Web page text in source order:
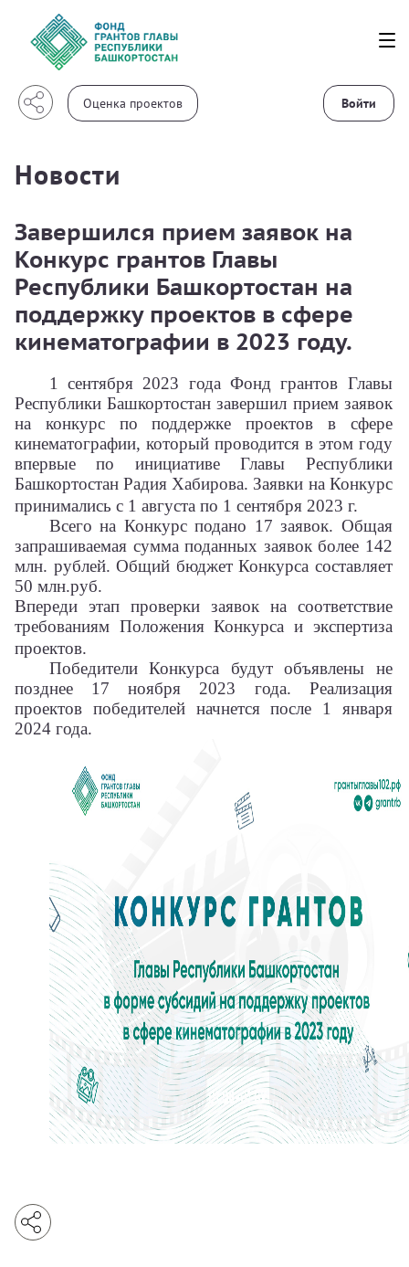
Войти
Новости
Завершился прием заявок на
Конкурс грантов Главы
Республики Башкортостан на
поддержку проектов в сфере
кинематографии в 2023 году.
1 сентября 2023 года Фонд грантов Главы
Республики Башкортостан завершил прием заявок
на конкурс по поддержке проектов в сфере
кинематографии, который проводится в этом году
впервые по инициативе Главы Республики
Башкортостан Радия Хабирова. Заявки на Конкурс
принимались с 1 августа по 1 сентября 2023 г.
Всего на Конкурс подано 17 заявок. Общая
запрашиваемая сумма поданных заявок более 142
млн. рублей. Общий бюджет Конкурса составляет
50 млн.руб.
Впереди этап проверки заявок на соответствие
требованиям Положения Конкурса и экспертиза
проектов.
Победители Конкурса будут объявлены не
позднее 17 ноября 2023 года. Реализация
проектов победителей начнется после 1 января
2024 года.